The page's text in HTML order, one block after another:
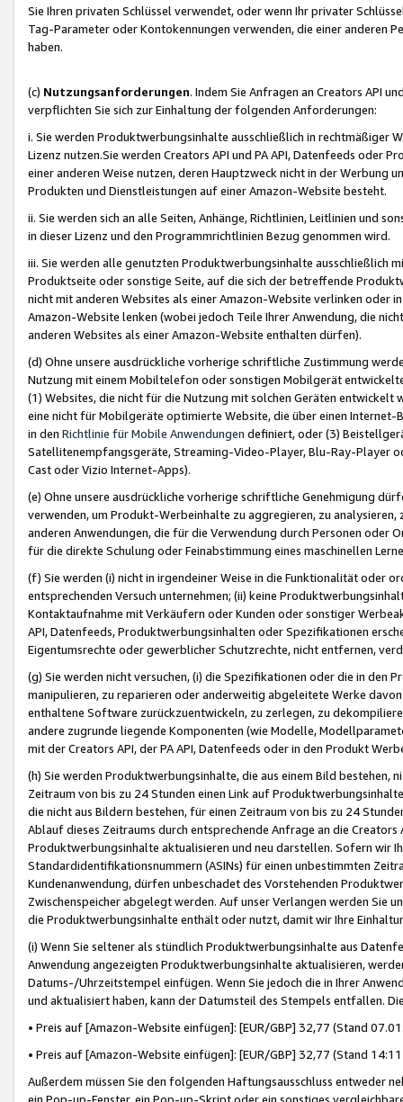
Sie Ihren privaten Schlüssel verwendet, oder wenn Ihr privater
Tag-Parameter oder Kontokennungen verwenden, die einer anderen
haben.
(c) Nutzungsanforderungen. Indem Sie Anfragen an Creators API
verpflichten Sie sich zur Einhaltung der folgenden Anforderungen:
i. Sie werden Produktwerbungsinhalte ausschließlich in rechtmäßiger
Lizenz nutzen.Sie werden Creators API und PA API, Datenfeeds oder
einer anderen Weise nutzen, deren Hauptzweck nicht in der Werbung
Produkten und Dienstleistungen auf einer Amazon-Website besteht.
ii. Sie werden sich an alle Seiten, Anhänge, Richtlinien, Leitlinien und
in dieser Lizenz und den Programmrichtlinien Bezug genommen wird.
iii. Sie werden alle genutzten Produktwerbungsinhalte ausschließlich
Produktseite oder sonstige Seite, auf die sich der betreffende
nicht mit anderen Websites als einer Amazon-Website verlinken oder
Amazon-Website lenken (wobei jedoch Teile Ihrer Anwendung, die
anderen Websites als einer Amazon-Website enthalten dürfen).
(d) Ohne unsere ausdrückliche vorherige schriftliche Zustimmung
Nutzung mit einem Mobiltelefon oder sonstigen Mobilgerät
(1) Websites, die nicht für die Nutzung mit solchen Geräten
eine nicht für Mobilgeräte optimierte Website, die über einen
in den Richtlinie für Mobile Anwendungen definiert, oder (3)
Satellitenempfangsgeräte, Streaming-Video-Player, Blu-Ray-Player
Cast oder Vizio Internet-Apps).
(e) Ohne unsere ausdrückliche vorherige schriftliche Genehmigung
verwenden, um Produkt-Werbeinhalte zu aggregieren, zu
anderen Anwendungen, die für die Verwendung durch Personen
für die direkte Schulung oder Feinabstimmung eines maschinellen
(f) Sie werden (i) nicht in irgendeiner Weise in die Funktionalität oder
entsprechenden Versuch unternehmen; (ii) keine
Kontaktaufnahme mit Verkäufern oder Kunden oder sonstiger
API, Datenfeeds, Produktwerbungsinhalten oder Spezifikationen
Eigentumsrechte oder gewerblicher Schutzrechte, nicht entfernen,
(g) Sie werden nicht versuchen, (i) die Spezifikationen oder die in
manipulieren, zu reparieren oder anderweitig abgeleitete Werke
enthaltene Software zurückzuentwickeln, zu zerlegen, zu
andere zugrunde liegende Komponenten (wie Modelle,
mit der Creators API, der PA API, Datenfeeds oder in den Produkt
(h) Sie werden Produktwerbungsinhalte, die aus einem Bild bestehen,
Zeitraum von bis zu 24 Stunden einen Link auf
die nicht aus Bildern bestehen, für einen Zeitraum von bis zu 24
Ablauf dieses Zeitraums durch entsprechende Anfrage an die
Produktwerbungsinhalte aktualisieren und neu darstellen. Sofern wir
Standardidentifikationsnummern (ASINs) für einen unbestimmten
Kundenanwendung, dürfen unbeschadet des Vorstehenden
Zwischenspeicher abgelegt werden. Auf unser Verlangen werden Sie
die Produktwerbungsinhalte enthält oder nutzt, damit wir Ihre
(i) Wenn Sie seltener als stündlich Produktwerbungsinhalte aus
Anwendung angezeigten Produktwerbungsinhalte aktualisieren,
Datums-/Uhrzeitstempel einfügen. Wenn Sie jedoch die in Ihrer
und aktualisiert haben, kann der Datumsteil des Stempels entfallen.
• Preis auf [Amazon-Website einfügen]: [EUR/GBP] 32,77 (Stand
• Preis auf [Amazon-Website einfügen]: [EUR/GBP] 32,77 (Stand
Außerdem müssen Sie den folgenden Haftungsausschluss entweder
ein Pop-up-Fenster, ein Pop-up-Skript oder ein sonstiges